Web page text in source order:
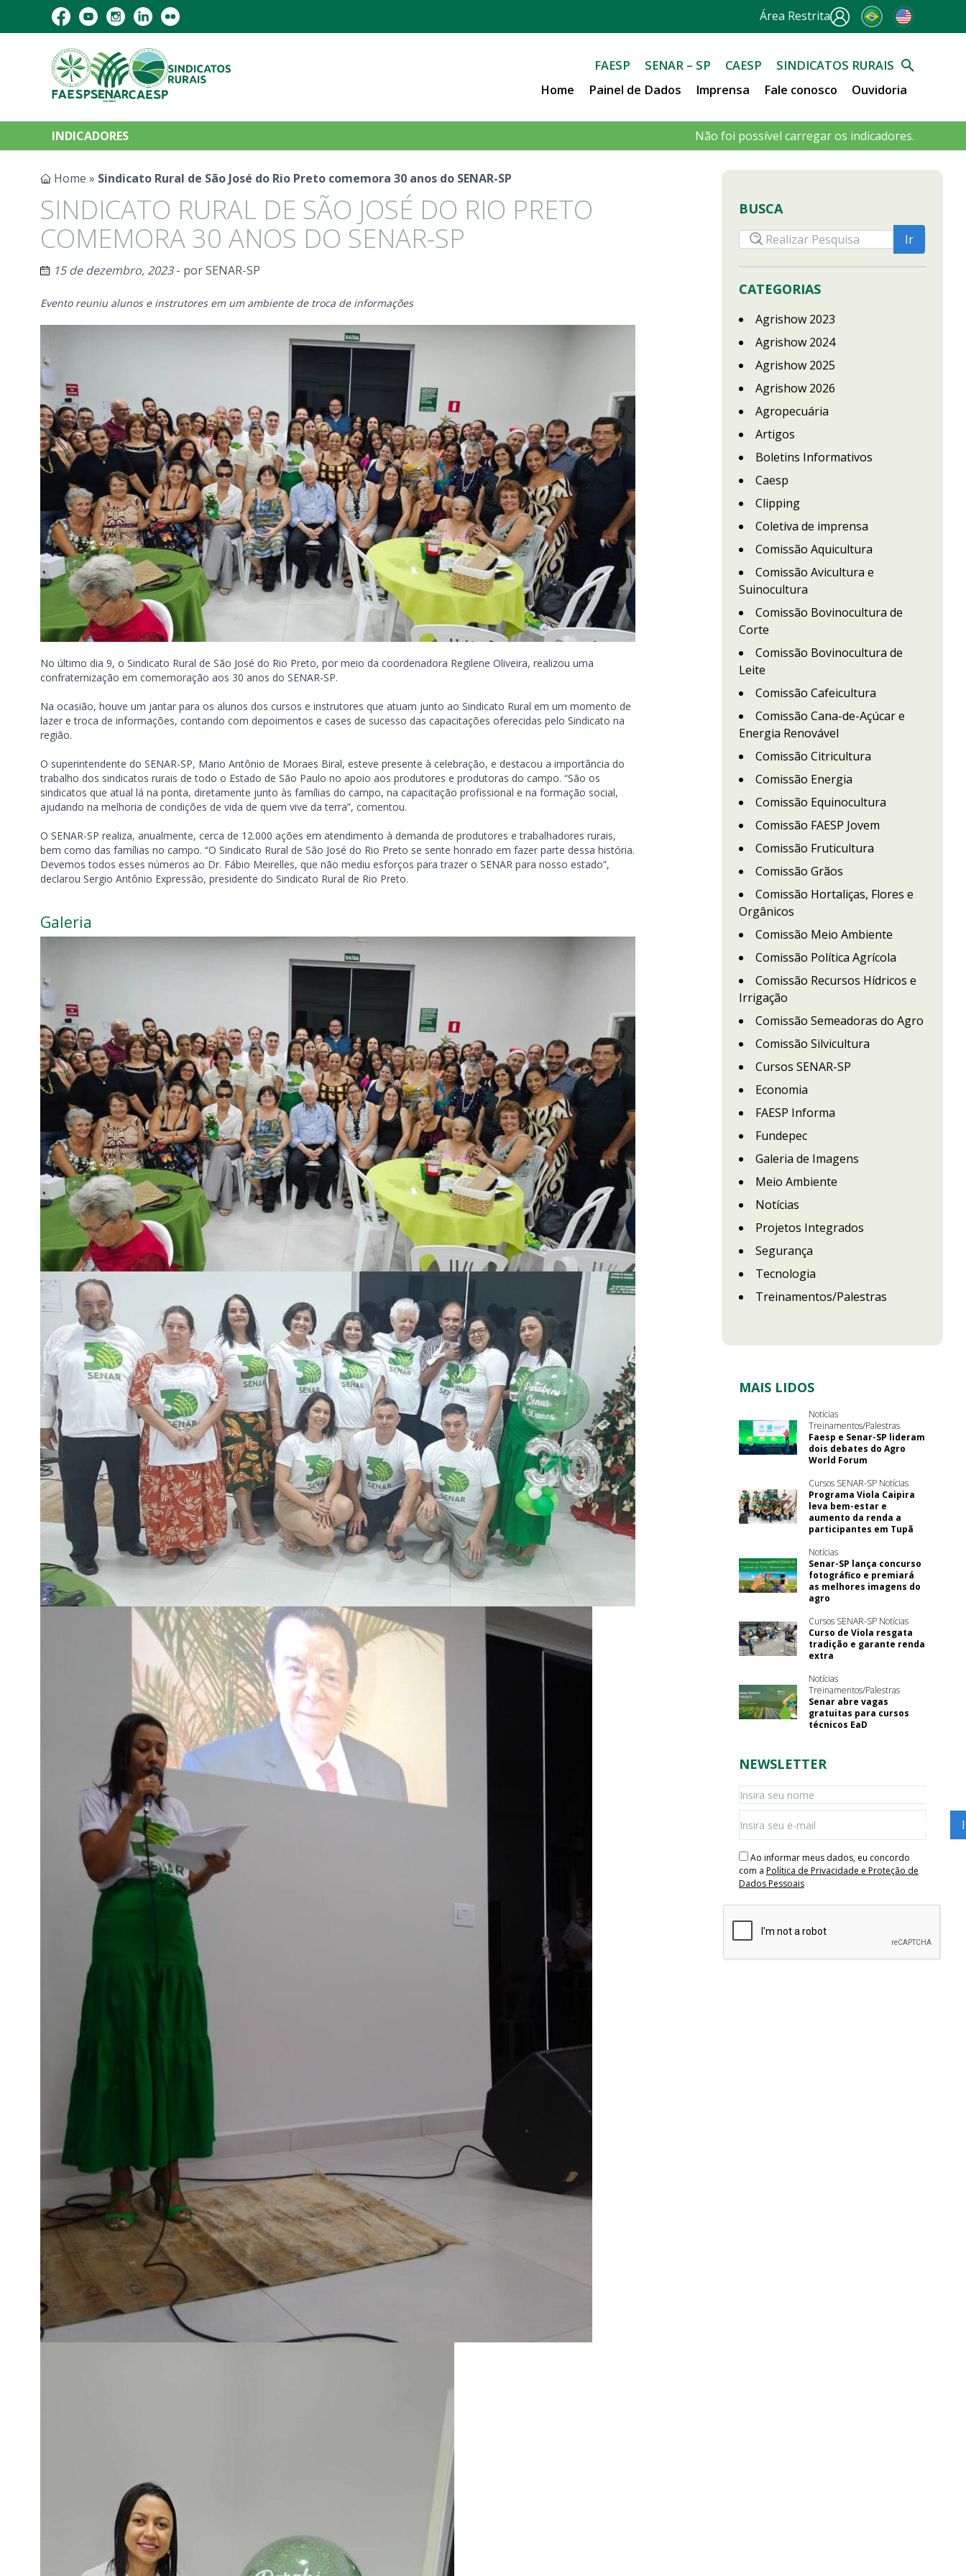
Área Restrita
FAESP SENAR – SP CAESP
SINDICATOS RURAIS
Home
Painel de Dados Imprensa Fale conosco Ouvidoria
INDICADORES Não foi possível carregar os indicadores.
Home » Sindicato Rural de São José do Rio Preto comemora 30 anos do SENAR-SP
SINDICATO RURAL DE SÃO JOSÉ DO RIO PRETO
COMEMORA 30 ANOS DO SENAR-SP
15 de dezembro, 2023- porSENAR-SP
Evento reuniu alunos e instrutores em um ambiente de troca de informações
No último dia 9, o Sindicato Rural de São José do Rio Preto, por meio da coordenadora Regilene Oliveira, realizou uma
confraternização em comemoração aos 30 anos do SENAR-SP.
Na ocasião, houve um jantar para os alunos dos cursos e instrutores que atuam junto ao Sindicato Rural em um momento de
lazer e troca de informações, contando com depoimentos e cases de sucesso das capacitações oferecidas pelo Sindicato na
região.
O superintendente do SENAR-SP, Mario Antônio de Moraes Biral, esteve presente à celebração, e destacou a importância do
trabalho dos sindicatos rurais de todo o Estado de São Paulo no apoio aos produtores e produtoras do campo. “São os
sindicatos que atual lá na ponta, diretamente junto às famílias do campo, na capacitação profissional e na formação social,
ajudando na melhoria de condições de vida de quem vive da terra”, comentou.
O SENAR-SP realiza, anualmente, cerca de 12.000 ações em atendimento à demanda de produtores e trabalhadores rurais,
bem como das famílias no campo. “O Sindicato Rural de São José do Rio Preto se sente honrado em fazer parte dessa história.
Devemos todos esses números ao Dr. Fábio Meirelles, que não mediu esforços para trazer o SENAR para nosso estado”,
declarou Sergio Antônio Expressão, presidente do Sindicato Rural de Rio Preto.
Galeria
BUSCA
CATEGORIAS
Agrishow 2023
Agrishow 2024
Agrishow 2025
Agrishow 2026
Agropecuária
Artigos
Boletins Informativos
Caesp
Clipping
Coletiva de imprensa
Comissão Aquicultura
Comissão Avicultura e
Suinocultura
Comissão Bovinocultura de
Corte
Comissão Bovinocultura de
Leite
Comissão Cafeicultura
Comissão Cana-de-Açúcar e
Energia Renovável
Comissão Citricultura
Comissão Energia
Comissão Equinocultura
Comissão FAESP Jovem
Comissão Fruticultura
Comissão Grãos
Comissão Hortaliças, Flores e
Orgânicos
Comissão Meio Ambiente
Comissão Política Agrícola
Comissão Recursos Hídricos e
Irrigação
Comissão Semeadoras do Agro
Comissão Silvicultura
Cursos SENAR-SP
Economia
FAESP Informa
Fundepec
Galeria de Imagens
Meio Ambiente
Notícias
Projetos Integrados
Segurança
Tecnologia
Treinamentos/Palestras
MAIS LIDOS
Notícias
Treinamentos/Palestras
Faesp e Senar-SP lideram
dois debates do Agro
World Forum
Cursos SENAR-SP Notícias
Programa Viola Caipira
leva bem-estar e
aumento da renda a
participantes em Tupã
Notícias
Senar-SP lança concurso
fotográfico e premiará
as melhores imagens do
agro
Cursos SENAR-SP Notícias
Curso de Viola resgata
tradição e garante renda
extra
Notícias
Treinamentos/Palestras
Senar abre vagas
gratuitas para cursos
técnicos EaD
NEWSLETTER
Ao informar meus dados, eu concordo
com a Política de Privacidade e Proteção de
Dados Pessoais